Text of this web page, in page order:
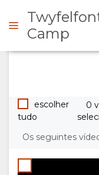
VISÃO
GERAL
Camp
escolher
tudo
0
Os seguintes